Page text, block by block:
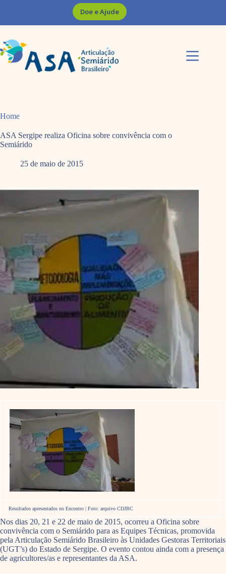
Doe e Ajude
Home
ASA Sergipe realiza Oficina sobre convivência com o
Semiárido
25 de maio de 2015
Resultados apresentados no Encontro | Foto: arquivo CDJBC
Nos dias 20, 21 e 22 de maio de 2015, ocorreu a Oficina sobre
convivência com o Semiárido para as Equipes Técnicas, promovida
pela Articulação Semiárido Brasileiro às Unidades Gestoras Territoriais
(UGT’s) do Estado de Sergipe. O evento contou ainda com a presença
de agricultores/as e representantes da ASA.